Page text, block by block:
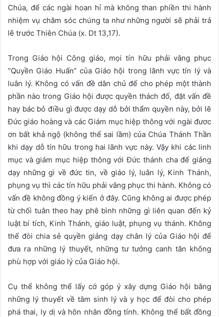
Chúa, để các ngài hoan hỉ mà không than phiền thi hành
nhiệm vụ chăm sóc chúng ta như những người sẽ phải trả
lẽ trước Thiên Chúa (x. Dt 13,17).
Trong Giáo hội Công giáo, mọi tín hữu phải vâng phục
“Quyền Giáo Huấn” của Giáo hội trong lãnh vực tín lý và
luân lý. Không có vấn đề dân chủ để cho phép một thành
phần nào trong Giáo hội được quyền thách đố, đặt vấn đề
hay bác bỏ điều gì được dạy dỗ bởi thẩm quyền này, bởi lẽ
Đức giáo hoàng và các Giám mục hiệp thông với ngài đươc
ơn bất khả ngộ (không thể sai lầm) của Chúa Thánh Thần
khi dạy dỗ tín hữu trong hai lãnh vực này. Vậy khi các linh
mục và giám mục hiệp thông với Đức thánh cha để giảng
dạy những gì về đức tin, về giáo lý, luân lý, Kinh Thánh,
phụng vụ thì các tín hữu phải vâng phục thi hành. Không có
vấn đề không đồng ý kiến ở đây. Cũng không ai được phép
từ chối tuân theo hay phê bình những gì liên quan đến kỷ
luật bí tích, Kinh Thánh, giáo luật, phụng vụ thánh. Không
thể đòi chia sẻ quyền giảng dạy chân lý của Giáo hội để
đưa ra những lý thuyết, những tư tưởng canh tân không
phù hợp với giáo lý của Giáo hội.
Cụ thể không thể lấy cớ góp ý xây dựng Giáo hội bằng
những lý thuyết về tâm sinh lý và y học để đòi cho phép
phá thai, ly dị và hôn nhân đồng tính. Không thể bất đồng